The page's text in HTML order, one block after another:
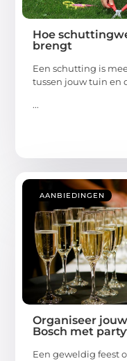
Hoe
brengt
Een schutting is
tussen jouw tuin en
...
AANBIEDINGEN
Organiseer
Bosch met
Een geweldig feest